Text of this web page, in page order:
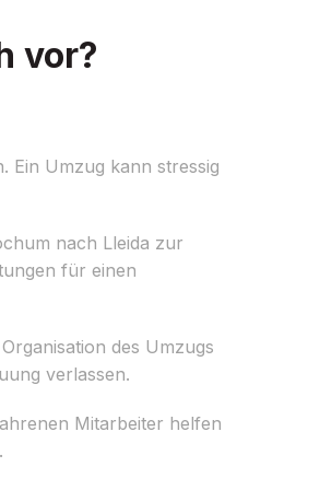
vor?
Ein Umzug kann stressig
nach Lleida zur
für einen
des Umzugs
verlassen.
Mitarbeiter helfen